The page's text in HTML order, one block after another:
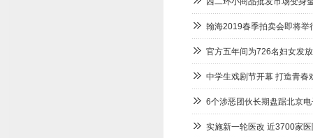
翰海2019春季拍卖会即将举
官方五年间为726名妇女发
中学生戏剧节开幕 打造青春
6个涉恶团伙长期盘踞北京
实施新一轮医改 近3700家